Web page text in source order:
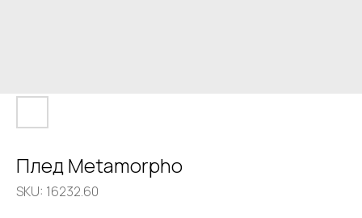
Плед Metamorpho
SKU: 16232.60